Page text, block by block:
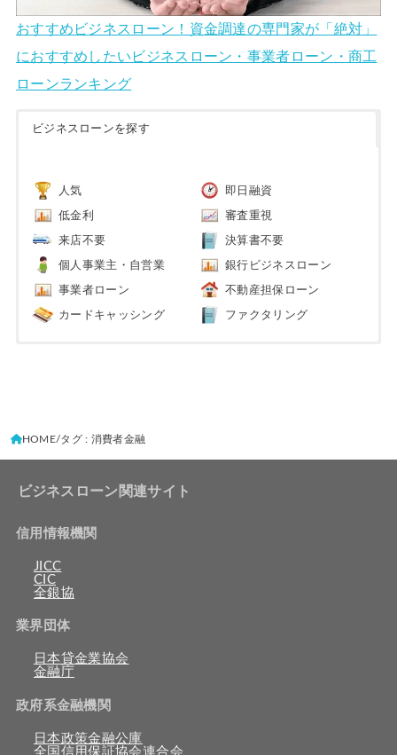
おすすめビジネスローン！資金調達の専門家が「絶対」
におすすめしたいビジネスローン・事業者ローン・商工
ローンランキング
ビジネスローンを探す
人気 即日融資
低金利 審査重視
来店不要 決算書不要
個人事業主・自営業 銀行ビジネスローン
事業者ローン 不動産担保ローン
カードキャッシング ファクタリング
HOME タグ : 消費者金融
ビジネスローン関連サイト
信用情報機関
JICC
CIC
全銀協
業界団体
日本貸金業協会
金融庁
政府系金融機関
日本政策金融公庫
全国信用保証協会連合会